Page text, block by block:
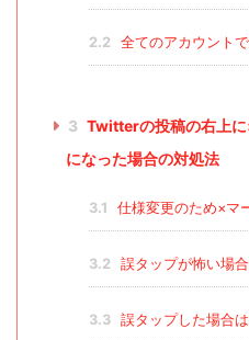
2.2 全てのアカウント
3 Twitterの投稿の右上
になった場合の対処法
3.1 仕様変更のため×マ
3.2 誤タップが怖い場
3.3 誤タップした場合